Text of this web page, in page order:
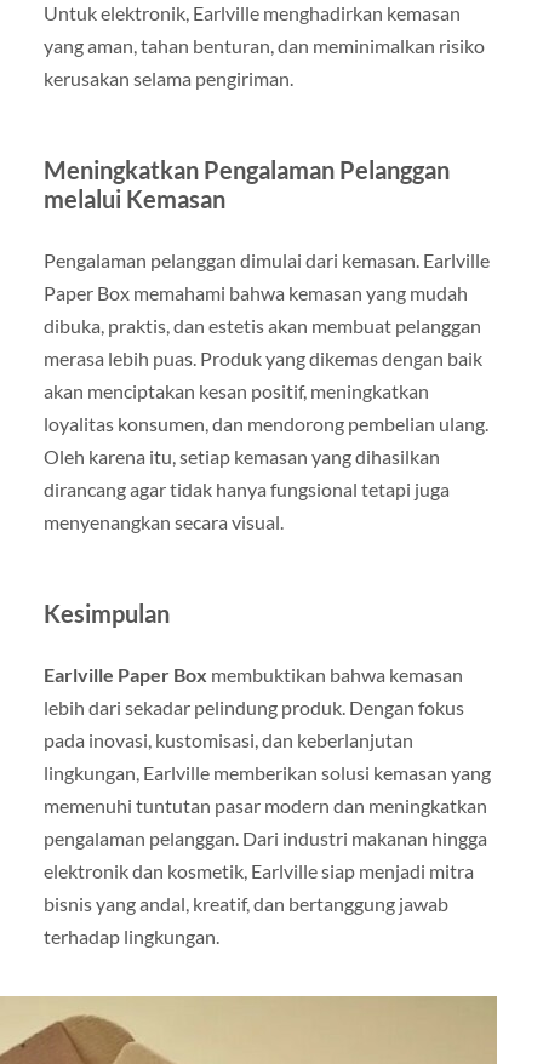
Untuk elektronik, Earlville menghadirkan kemasan
yang aman, tahan benturan, dan meminimalkan risiko
kerusakan selama pengiriman.
Meningkatkan Pengalaman Pelanggan
melalui Kemasan
Pengalaman pelanggan dimulai dari kemasan. Earlville
Paper Box memahami bahwa kemasan yang mudah
dibuka, praktis, dan estetis akan membuat pelanggan
merasa lebih puas. Produk yang dikemas dengan baik
akan menciptakan kesan positif, meningkatkan
loyalitas konsumen, dan mendorong pembelian ulang.
Oleh karena itu, setiap kemasan yang dihasilkan
dirancang agar tidak hanya fungsional tetapi juga
menyenangkan secara visual.
Kesimpulan
Earlville Paper Box membuktikan bahwa kemasan
lebih dari sekadar pelindung produk. Dengan fokus
pada inovasi, kustomisasi, dan keberlanjutan
lingkungan, Earlville memberikan solusi kemasan yang
memenuhi tuntutan pasar modern dan meningkatkan
pengalaman pelanggan. Dari industri makanan hingga
elektronik dan kosmetik, Earlville siap menjadi mitra
bisnis yang andal, kreatif, dan bertanggung jawab
terhadap lingkungan.